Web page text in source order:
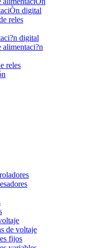
digital
reles
digital
alimentaci?n
reles
de voltaje
fijos